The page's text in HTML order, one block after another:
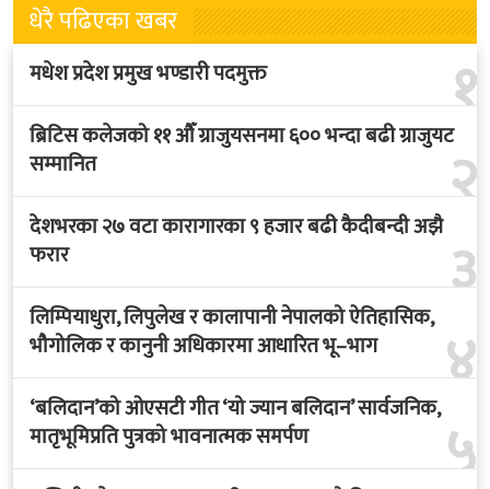
धेरै पढिएका खबर
१
मधेश प्रदेश प्रमुख भण्डारी पदमुक्त
२
ब्रिटिस कलेजको ११ औँ ग्राजुयसनमा ६०० भन्दा बढी ग्राजुयट
सम्मानित
३
देशभरका २७ वटा कारागारका ९ हजार बढी कैदीबन्दी अझै
फरार
४
लिम्पियाधुरा, लिपुलेख र कालापानी नेपालको ऐतिहासिक,
भौगोलिक र कानुनी अधिकारमा आधारित भू–भाग
५
‘बलिदान’को ओएसटी गीत ‘यो ज्यान बलिदान’ सार्वजनिक,
मातृभूमिप्रति पुत्रको भावनात्मक समर्पण